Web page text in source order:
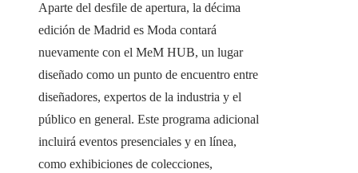
Aparte del desfile de apertura, la décima
edición de Madrid es Moda contará
nuevamente con el MeM HUB, un lugar
diseñado como un punto de encuentro entre
diseñadores, expertos de la industria y el
público en general. Este programa adicional
incluirá eventos presenciales y en línea,
como exhibiciones de colecciones,